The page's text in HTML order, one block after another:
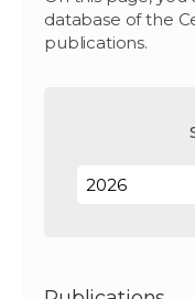
database of the
publications.